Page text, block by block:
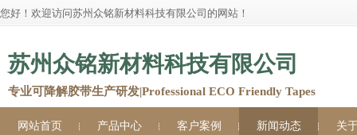
您好！欢迎访问苏州众铭新材料科技有限公司的网站！
苏州众铭新材料科技有限公司
专业可降解胶带生产研发|Professional ECO Friendly Tapes
网站首页 产品中心 客户案例 新闻动态 关